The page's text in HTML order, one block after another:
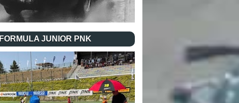
FORMULA JUNIOR PNK